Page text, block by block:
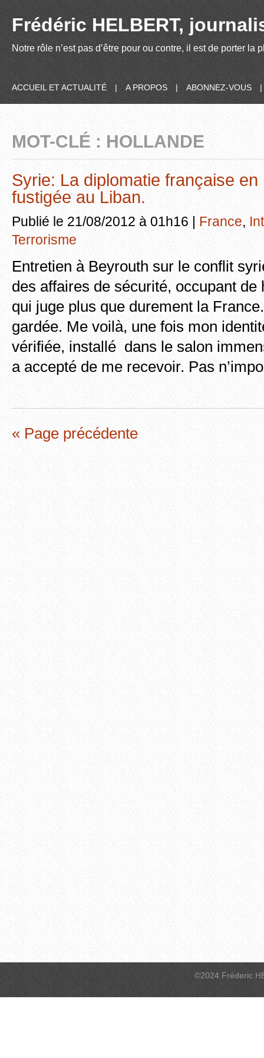
Frédéric HELBERT,
Notre rôle n’est pas d’être pour ou contre, il est de porter
ACCUEIL ET ACTUALITÉ | A PROPOS | ABONNEZ-VOUS |
MOT-CLÉ : HOLLANDE
Syrie: La diplomatie française
fustigée au Liban.
Publié le 21/08/2012 à 01h16 | France,
Terrorisme
Entretien à Beyrouth sur le conflit
des affaires de sécurité, occupant de
qui juge plus que durement la
gardée. Me voilà, une fois mon
vérifiée, installé dans le salon
a accepté de me recevoir. Pas
« Page précédente
©2024 Fréderic